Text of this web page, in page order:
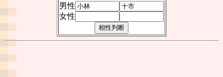
男性
女性